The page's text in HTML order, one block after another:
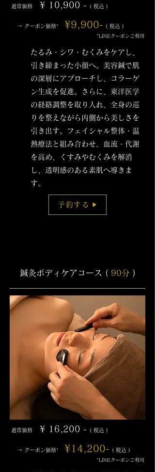
通常価格 ¥ 10,900 - ( 税込 )
→ クーポン価格* ¥9 ,900- ( 税込 )
*LINEクーポンご利用
たるみ・シワ・むくみをケアし、
引き締まった小顔へ。美容鍼で肌
の深層にアプローチし、コラーゲ
ン生成を促進。さらに、東洋医学
の経絡調整を取り入れ、全身の巡
りを整えながら内側から美しさを
引き出す。フェイシャル整体・温
熱療法と組み合わせ、血流・代謝
を高め、くすみやむくみを解消
し、透明感のある素肌へ導きま
す。
予約する
鍼灸ボディケアコース ( 90分 )
通常価格 ¥ 16,200 - ( 税込 )
→ クーポン価格* ¥14 ,200- ( 税込 )
*LINEクーポンご利用